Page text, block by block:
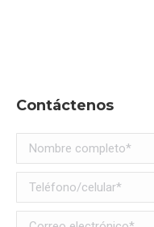
Contáctenos